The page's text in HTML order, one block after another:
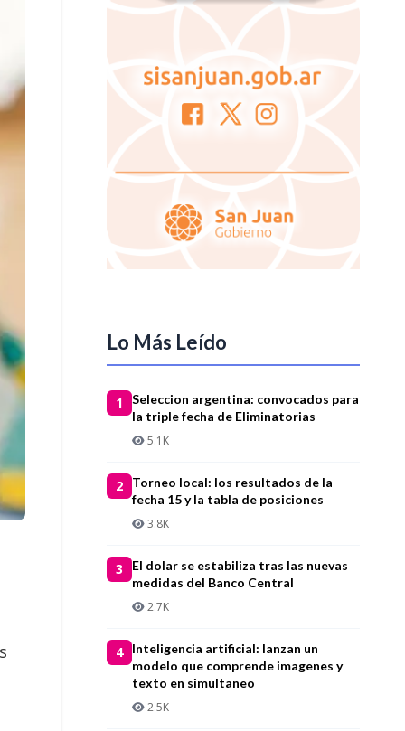
Lo Más Leído
1
Seleccion argentina: convocados para
la triple fecha de Eliminatorias
5.1K
2
Torneo local: los resultados de la
fecha 15 y la tabla de posiciones
3.8K
3
El dolar se estabiliza tras las nuevas
medidas del Banco Central
2.7K
4
Inteligencia artificial: lanzan un
modelo que comprende imagenes y
texto en simultaneo
2.5K